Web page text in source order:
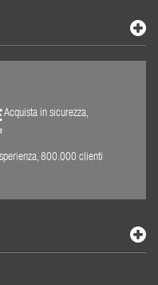
Acquista in sicurezza,
800.000 clienti